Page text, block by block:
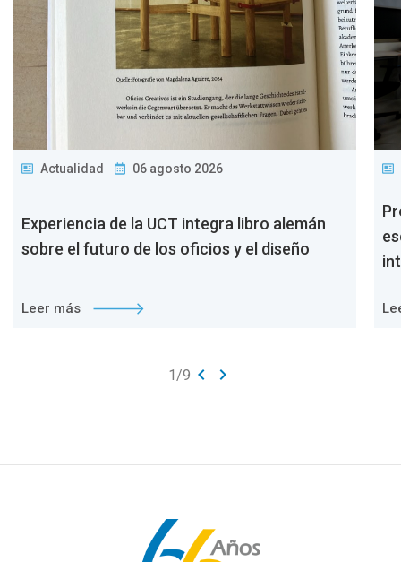
Actualidad 06 agosto 2026
Experiencia de la UCT integra libro alemán
sobre el futuro de los oficios y el diseño
Leer más
1/9 keyboard_arrow_left keyboard_arrow_right